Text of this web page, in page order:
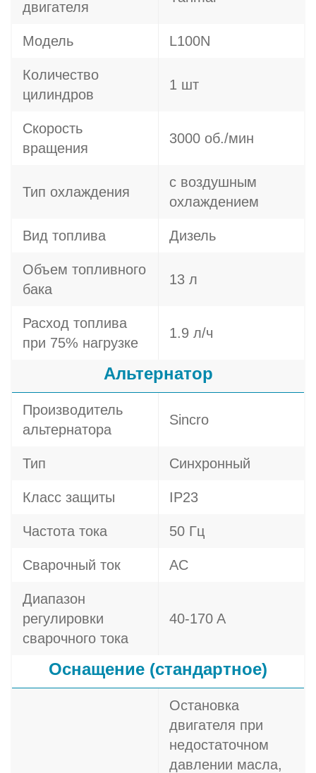
двигателя
Модель L100N
Количество
цилиндров
1 шт
Скорость
вращения
3000 об./мин
Тип охлаждения
с воздушным
охлаждением
Вид топлива Дизель
Объем топливного
бака
13 л
Расход топлива
при 75% нагрузке
1.9 л/ч
Альтернатор
Производитель
альтернатора
Sincro
Тип Синхронный
Класс защиты IP23
Частота тока 50 Гц
Сварочный ток AC
Диапазон
регулировки
сварочного тока
40-170 A
Оснащение (стандартное)
Остановка
двигателя при
недостаточном
давлении масла,